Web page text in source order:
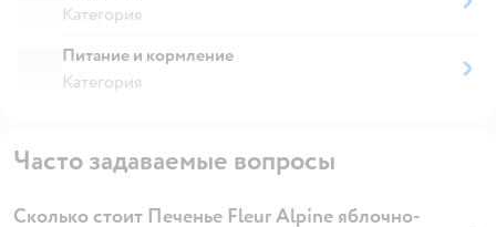
Категория
Питание и кормление
Категория
Часто задаваемые вопросы
Сколько стоит Печенье Fleur Alpine яблочно-